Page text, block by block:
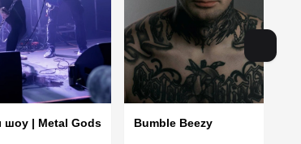
шоу | Metal Gods
Bumble Beezy